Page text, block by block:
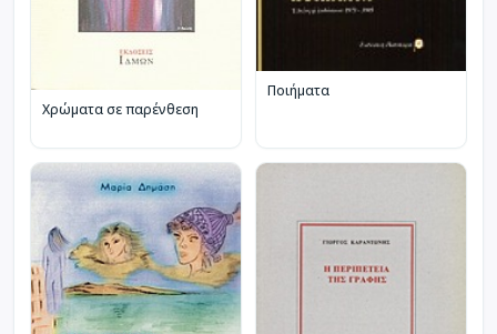
Χρώματα σε παρένθεση
Ποιήματα